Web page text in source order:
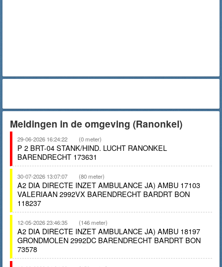
Meldingen in de omgeving (Ranonkel)
29-06-2026 16:24:22 (0 meter)
P 2 BRT-04 STANK/HIND. LUCHT RANONKEL
BARENDRECHT 173631
30-07-2026 13:07:07 (80 meter)
A2 DIA DIRECTE INZET AMBULANCE JA) AMBU 17103
VALERIAAN 2992VX BARENDRECHT BARDRT BON
118237
12-05-2026 23:46:35 (146 meter)
A2 DIA DIRECTE INZET AMBULANCE JA) AMBU 18197
GRONDMOLEN 2992DC BARENDRECHT BARDRT BON
73578